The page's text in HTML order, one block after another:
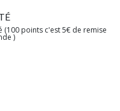
(100 points c'est 5€ de remise
)